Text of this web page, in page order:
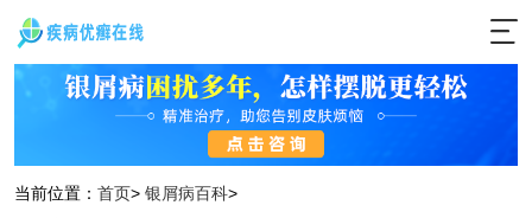
当前位置： 首页> 银屑病百科>